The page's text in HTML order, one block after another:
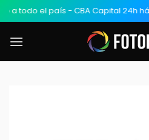
- CBA Capital 24h hábiles